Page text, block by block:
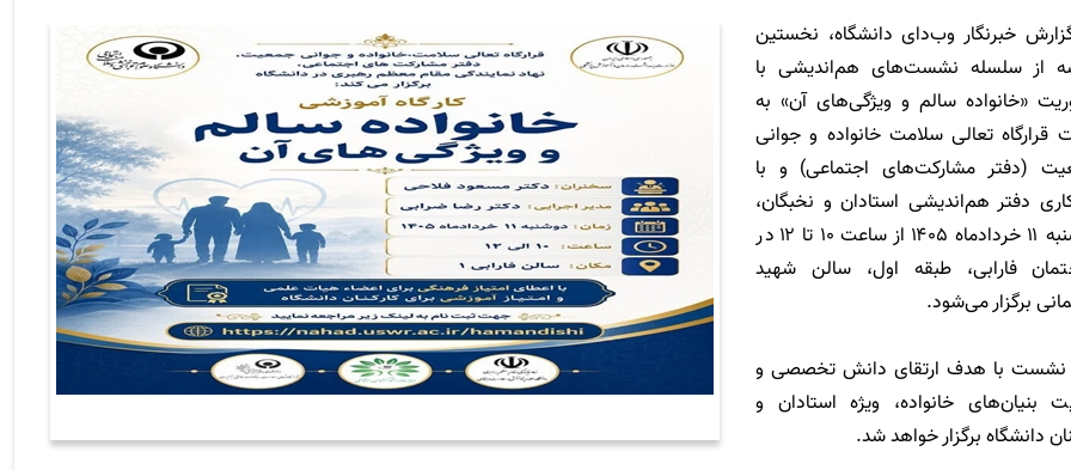
خبرنگار وب‌دای دانشگاه، نخستین
از سلسله نشست‌های هم‌اندیشی با
«خانواده سالم و ویژگی‌های آن» به
قرارگاه تعالی سلامت خانواده و جوانی
(دفتر مشارکت‌های اجتماعی) و با
دفتر هم‌اندیشی استادان و نخبگان،
دوشنبه ۱۱ خردادماه ۱۴۰۵ از ساعت ۱۰ تا ۱۲ در
فارابی، طبقه اول، سالن شهید
برگزار می‌شود.
نشست با هدف ارتقای دانش تخصصی و
بنیان‌های خانواده، ویژه استادان و
دانشگاه برگزار خواهد شد.